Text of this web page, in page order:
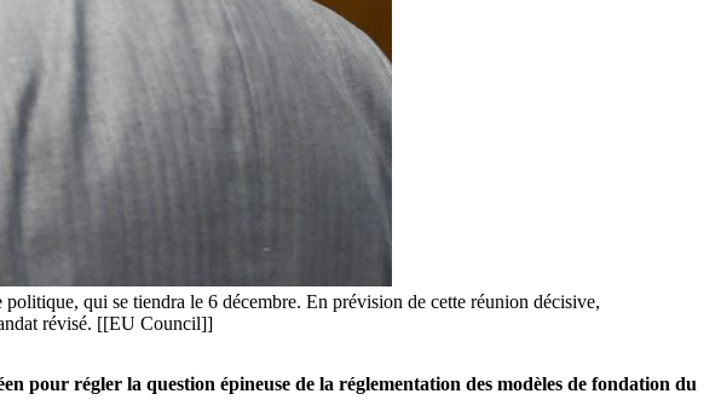
qui se tiendra le 6 décembre. En prévision de cette réunion décisive,
révisé. [[EU Council]]
pour régler la question épineuse de la réglementation des modèles de fondation du